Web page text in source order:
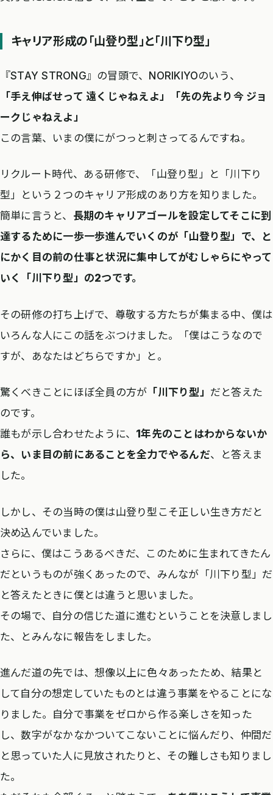
キャリア形成の「山登り型」と「川下り型」
『STAY STRONG』の冒頭で、NORIKIYOのいう、
「手え伸ばせって 遠くじゃねえよ」「先の先より今 ジョ
ークじゃねえよ」
この言葉、いまの僕にがつっと刺さってるんですね。
リクルート時代、ある研修で、「山登り型」と「川下り
型」という２つのキャリア形成のあり方を知りました。
簡単に言うと、 長期のキャリアゴールを設定してそこに到
達するために一歩一歩進んでいくのが「山登り型」で、と
にかく目の前の仕事と状況に集中してがむしゃらにやって
いく「川下り型」の2つです。
その研修の打ち上げで、尊敬する方たちが集まる中、僕は
いろんな人にこの話をぶつけました。「僕はこうなので
すが、あなたはどちらですか」と。
驚くべきことにほぼ全員の方が 「川下り型」 だと答えた
のです。
誰もが示し合わせたように、 1年先のことはわからないか
ら、いま目の前にあることを全力でやるんだ、と答えま
した。
しかし、その当時の僕は山登り型こそ正しい生き方だと
決め込んでいました。
さらに、僕はこうあるべきだ、このために生まれてきたん
だというものが強くあったので、みんなが「川下り型」だ
と答えたときに僕とは違うと思いました。
その場で、自分の信じた道に進むということを決意しまし
た、とみんなに報告をしました。
進んだ道の先では、想像以上に色々あったため、結果と
して自分の想定していたものとは違う事業をやることにな
りました。自分で事業をゼロから作る楽しさを知った
し、数字がなかなかついてこないことに悩んだり、仲間だ
と思っていた人に見放されたりと、その難しさも知りまし
た。